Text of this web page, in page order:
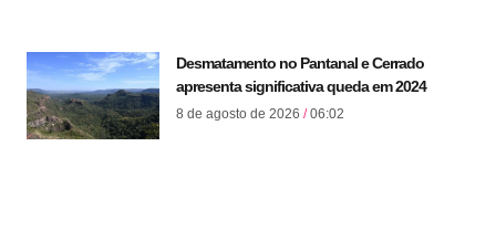
Desmatamento no Pantanal e Cerrado
apresenta significativa queda em 2024
8 de agosto de 2026 06:02